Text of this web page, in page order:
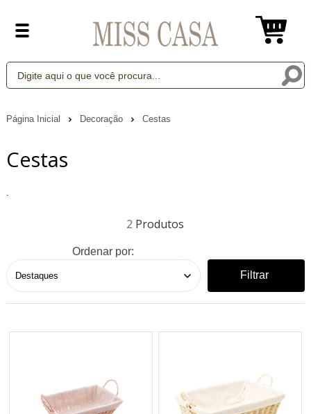
Página Inicial Decoração Cestas
Cestas
2
Ordenar por:
Filtrar